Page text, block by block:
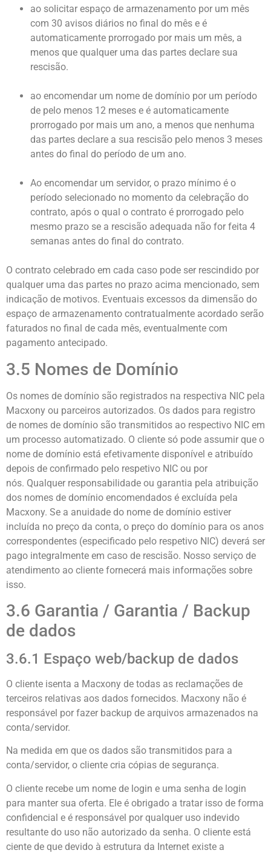
ao solicitar espaço de armazenamento por um mês
com 30 avisos diários no final do mês e é
automaticamente prorrogado por mais um mês, a
menos que qualquer uma das partes declare sua
rescisão.
ao encomendar um nome de domínio por um período
de pelo menos 12 meses e é automaticamente
prorrogado por mais um ano, a menos que nenhuma
das partes declare a sua rescisão pelo menos 3 meses
antes do final do período de um ano.
Ao encomendar um servidor, o prazo mínimo é o
período selecionado no momento da celebração do
contrato, após o qual o contrato é prorrogado pelo
mesmo prazo se a rescisão adequada não for feita 4
semanas antes do final do contrato.
O contrato celebrado em cada caso pode ser rescindido por
qualquer uma das partes no prazo acima mencionado, sem
indicação de motivos. Eventuais excessos da dimensão do
espaço de armazenamento contratualmente acordado serão
faturados no final de cada mês, eventualmente com
pagamento antecipado.
3.5 Nomes de Domínio
Os nomes de domínio são registrados na respectiva NIC pela
Macxony ou parceiros autorizados. Os dados para registro
de nomes de domínio são transmitidos ao respectivo NIC em
um processo automatizado. O cliente só pode assumir que o
nome de domínio está efetivamente disponível e atribuído
depois de confirmado pelo respetivo NIC ou por
nós. Qualquer responsabilidade ou garantia pela atribuição
dos nomes de domínio encomendados é excluída pela
Macxony. Se a anuidade do nome de domínio estiver
incluída no preço da conta, o preço do domínio para os anos
correspondentes (especificado pelo respetivo NIC) deverá ser
pago integralmente em caso de rescisão. Nosso serviço de
atendimento ao cliente fornecerá mais informações sobre
isso.
3.6 Garantia / Garantia / Backup
de dados
3.6.1 Espaço web/backup de dados
O cliente isenta a Macxony de todas as reclamações de
terceiros relativas aos dados fornecidos. Macxony não é
responsável por fazer backup de arquivos armazenados na
conta/servidor.
Na medida em que os dados são transmitidos para a
conta/servidor, o cliente cria cópias de segurança.
O cliente recebe um nome de login e uma senha de login
para manter sua oferta. Ele é obrigado a tratar isso de forma
confidencial e é responsável por qualquer uso indevido
resultante do uso não autorizado da senha. O cliente está
ciente de que devido à estrutura da Internet existe a